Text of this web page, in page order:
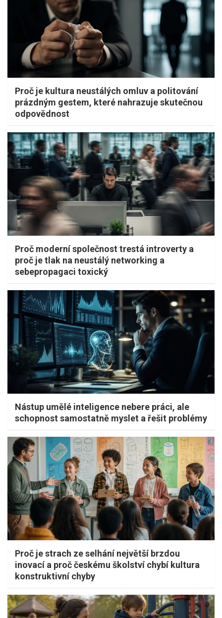
Proč je kultura neustálých omluv a politování
prázdným gestem, které nahrazuje skutečnou
odpovědnost
Proč moderní společnost trestá introverty a
proč je tlak na neustálý networking a
sebepropagaci toxický
Nástup umělé inteligence nebere práci, ale
schopnost samostatně myslet a řešit problémy
Proč je strach ze selhání největší brzdou
inovací a proč českému školství chybí kultura
konstruktivní chyby